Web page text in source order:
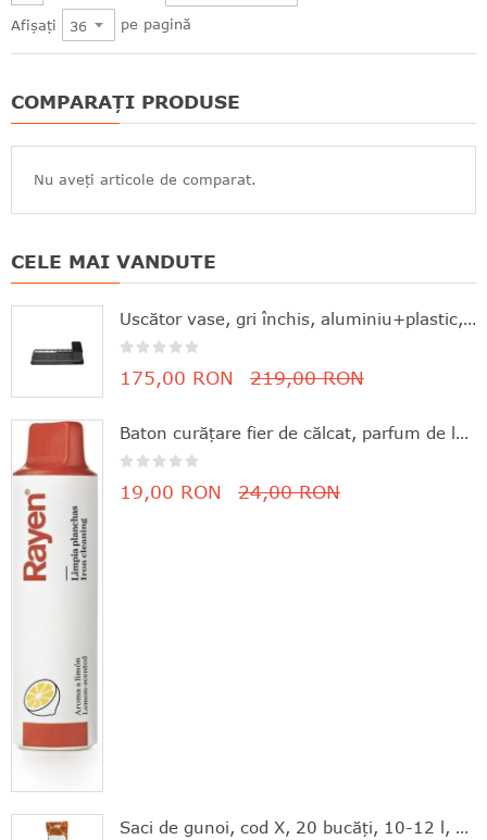
Afișați
pe pagină
COMPARAȚI PRODUSE
Nu aveți articole de comparat.
CELE MAI VANDUTE
Uscător vase, gri închis, aluminiu+plastic, 46.3x20x12.6 cm, Brabantia - 8710755117268
175,00 RON 219,00 RON
Baton curăţare fier de călcat, parfum de lămâie, 11.8x3 cm, Rayen - 8412955061630
19,00 RON 24,00 RON
Saci de gunoi, cod X, 20 bucăţi, 10-12 l, Brabantia - 8710755116728